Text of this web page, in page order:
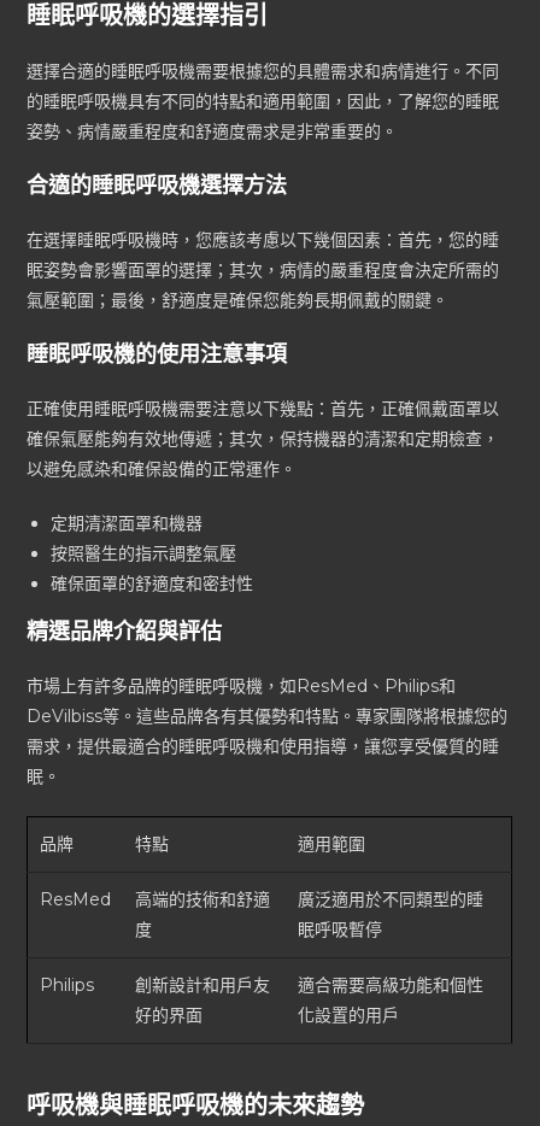
睡眠呼吸機的選擇指引
選擇合適的睡眠呼吸機需要根據您的具體需求和病情進行。不同
的睡眠呼吸機具有不同的特點和適用範圍，因此，了解您的睡眠
姿勢、病情嚴重程度和舒適度需求是非常重要的。
合適的睡眠呼吸機選擇方法
在選擇睡眠呼吸機時，您應該考慮以下幾個因素：首先，您的睡
眠姿勢會影響面罩的選擇；其次，病情的嚴重程度會決定所需的
氣壓範圍；最後，舒適度是確保您能夠長期佩戴的關鍵。
睡眠呼吸機的使用注意事項
正確使用睡眠呼吸機需要注意以下幾點：首先，正確佩戴面罩以
確保氣壓能夠有效地傳遞；其次，保持機器的清潔和定期檢查，
以避免感染和確保設備的正常運作。
定期清潔面罩和機器
按照醫生的指示調整氣壓
確保面罩的舒適度和密封性
精選品牌介紹與評估
市場上有許多品牌的睡眠呼吸機，如ResMed、Philips和
DeVilbiss等。這些品牌各有其優勢和特點。專家團隊將根據您的
需求，提供最適合的睡眠呼吸機和使用指導，讓您享受優質的睡
眠。
品牌 特點 適用範圍
ResMed
高端的技術和舒適
度
廣泛適用於不同類型的睡
眠呼吸暫停
Philips
創新設計和用戶友
好的界面
適合需要高級功能和個性
化設置的用戶
呼吸機與睡眠呼吸機的未來趨勢